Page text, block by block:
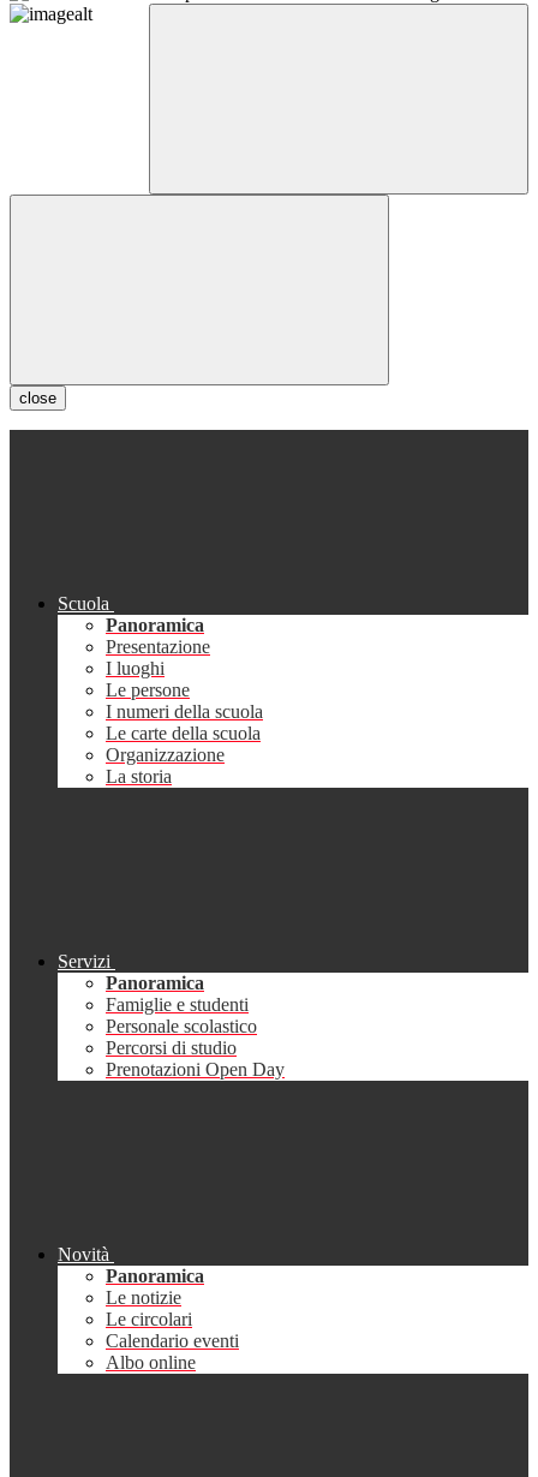
close
Scuola
Panoramica
Presentazione
I luoghi
Le persone
I numeri della scuola
Le carte della scuola
Organizzazione
La storia
Servizi
Panoramica
Famiglie e studenti
Personale scolastico
Percorsi di studio
Prenotazioni Open Day
Novità
Panoramica
Le notizie
Le circolari
Calendario eventi
Albo online